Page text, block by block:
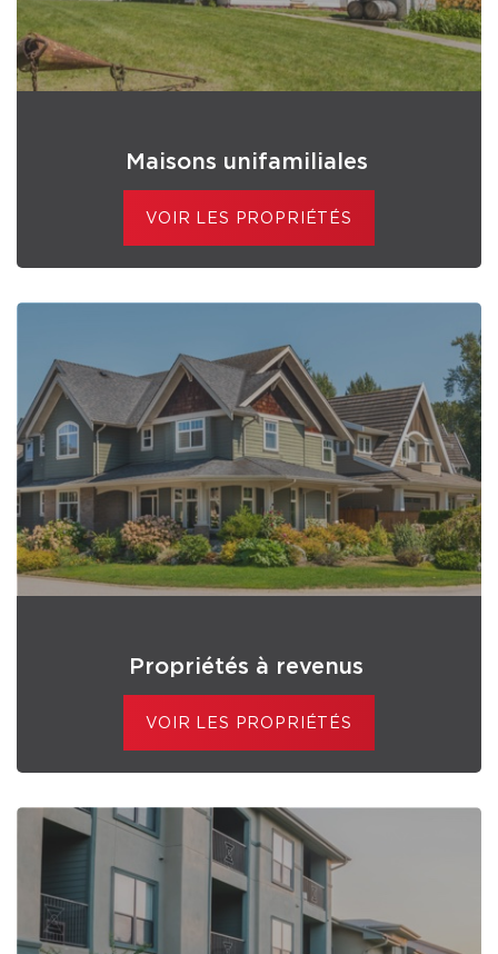
Maisons unifamiliales
VOIR LES PROPRIÉTÉS
Propriétés à revenus
VOIR LES PROPRIÉTÉS